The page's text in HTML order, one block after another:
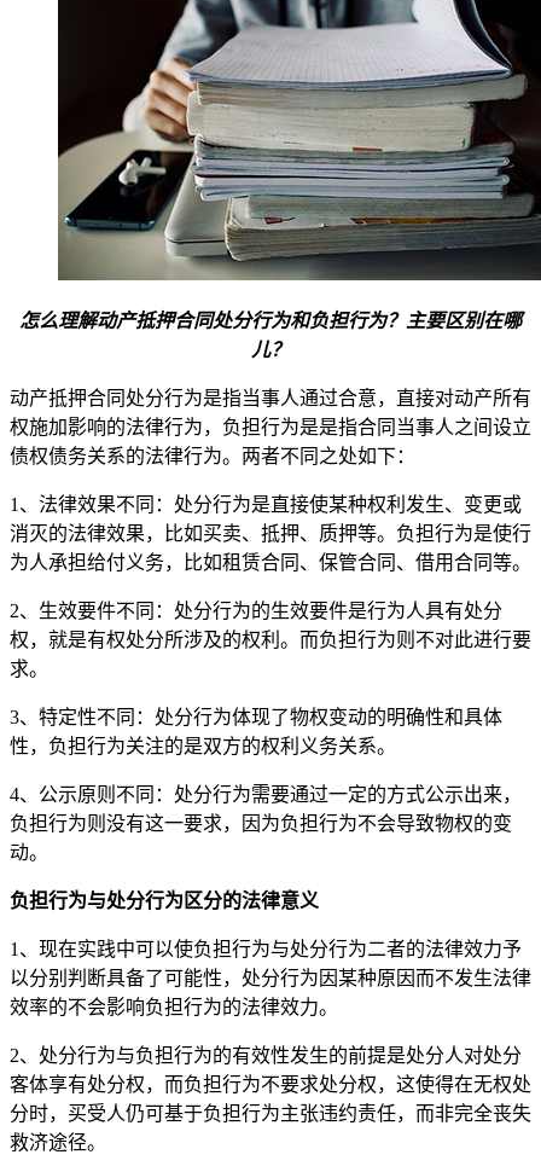
怎么理解动产抵押合同处分行为和负担行为？主要区别在哪
儿？
动产抵押合同处分行为是指当事人通过合意，直接对动产所有
权施加影响的法律行为，负担行为是是指合同当事人之间设立
债权债务关系的法律行为。两者不同之处如下：
1、法律效果不同：处分行为是直接使某种权利发生、变更或
消灭的法律效果，比如买卖、抵押、质押等。负担行为是使行
为人承担给付义务，比如租赁合同、保管合同、借用合同等。
2、生效要件不同：处分行为的生效要件是行为人具有处分
权，就是有权处分所涉及的权利。而负担行为则不对此进行要
求。
3、特定性不同：处分行为体现了物权变动的明确性和具体
性，负担行为关注的是双方的权利义务关系。
4、公示原则不同：处分行为需要通过一定的方式公示出来，
负担行为则没有这一要求，因为负担行为不会导致物权的变
动。
负担行为与处分行为区分的法律意义
1、现在实践中可以使负担行为与处分行为二者的法律效力予
以分别判断具备了可能性，处分行为因某种原因而不发生法律
效率的不会影响负担行为的法律效力。
2、处分行为与负担行为的有效性发生的前提是处分人对处分
客体享有处分权，而负担行为不要求处分权，这使得在无权处
分时，买受人仍可基于负担行为主张违约责任，而非完全丧失
救济途径。‌